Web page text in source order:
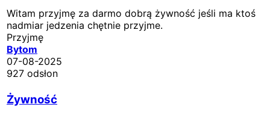
Witam przyjmę za darmo dobrą żywność jeśli ma ktoś
nadmiar jedzenia chętnie przyjme.
Przyjmę
Bytom
07-08-2025
927 odsłon
Żywność